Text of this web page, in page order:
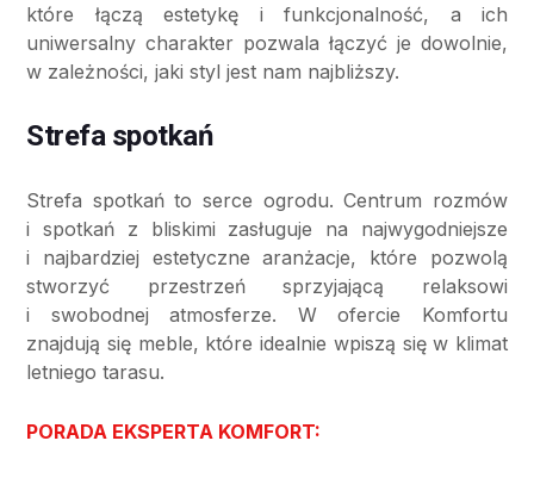
które łączą estetykę i funkcjonalność, a ich
uniwersalny charakter pozwala łączyć je dowolnie,
w zależności, jaki styl jest nam najbliższy.
Strefa spotkań
Strefa spotkań to serce ogrodu. Centrum rozmów
i spotkań z bliskimi zasługuje na najwygodniejsze
i najbardziej estetyczne aranżacje, które pozwolą
stworzyć przestrzeń sprzyjającą relaksowi
i swobodnej atmosferze. W ofercie Komfortu
znajdują się meble, które idealnie wpiszą się w klimat
letniego tarasu.
PORADA EKSPERTA KOMFORT: